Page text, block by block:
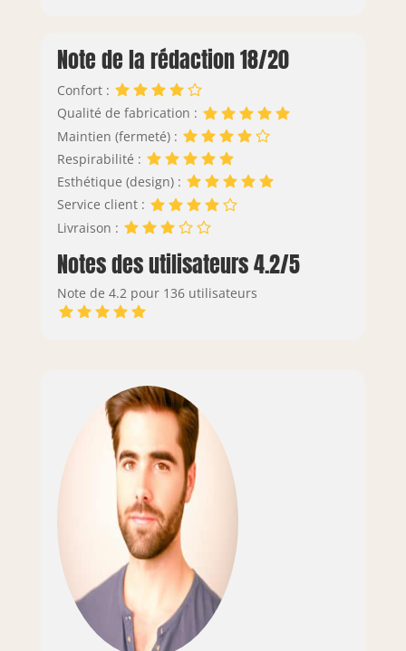
Note de la rédaction 18/20
Confort :
Qualité de fabrication :
Maintien (fermeté) :
Respirabilité :
Esthétique (design) :
Service client :
Livraison :
Notes des utilisateurs 4.2/5
Note de 4.2 pour 136 utilisateurs